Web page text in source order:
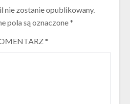
nie zostanie opublikowany.
pola są oznaczone*
*